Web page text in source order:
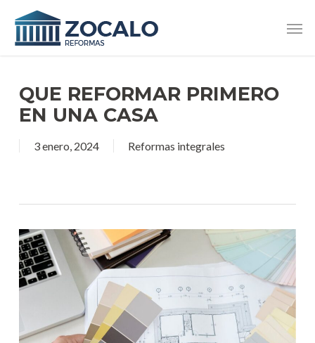
main
QUE REFORMAR PRIMERO
EN UNA CASA
3 enero, 2024 Reformas integrales